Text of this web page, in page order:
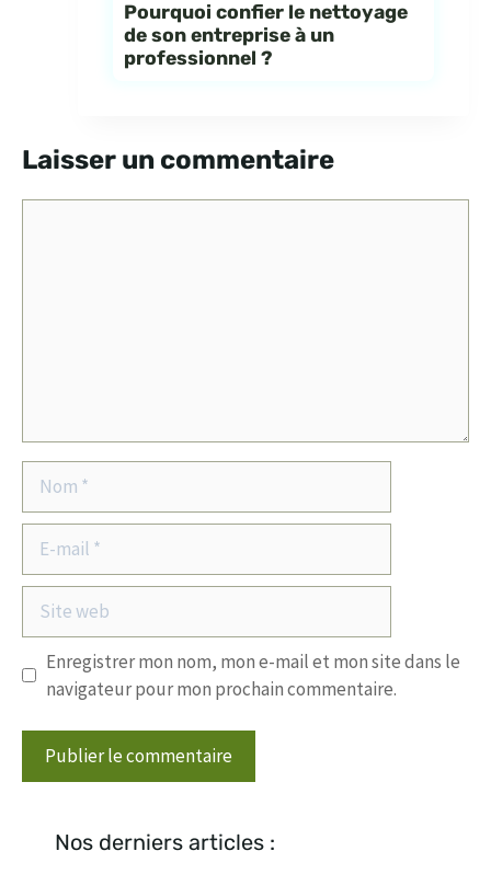
Pourquoi confier le nettoyage
de son entreprise à un
professionnel ?
Laisser un commentaire
mail
Site
web
Enregistrer mon nom, mon e-mail et mon site dans le
navigateur pour mon prochain commentaire.
Nos derniers articles :